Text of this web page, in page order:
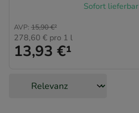
Sofort lieferbar
13,93 €¹
AVP: 15,90 €²
278,60 € pro 1 l